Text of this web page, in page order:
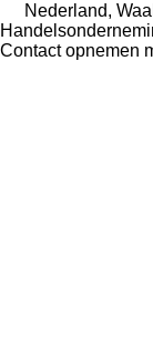
Nederland,
Contact opnemen